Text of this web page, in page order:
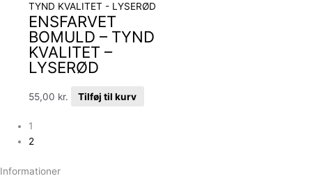
ENSFARVET
BOMULD – TYND
KVALITET –
LYSERØD
55,00 kr. Tilføj til kurv
1
2
Informationer